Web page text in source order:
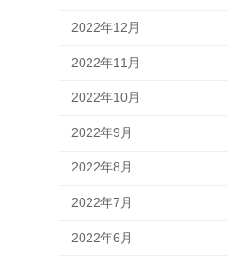
2022年12月
2022年11月
2022年10月
2022年9月
2022年8月
2022年7月
2022年6月